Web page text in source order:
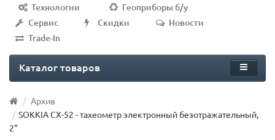
Технологии
Геоприборы б/у
Сервис
Скидки
Новости
Trade-In
Каталог товаров
Архив
SOKKIA CX-52 - тахеометр электронный безотражательный,
2"